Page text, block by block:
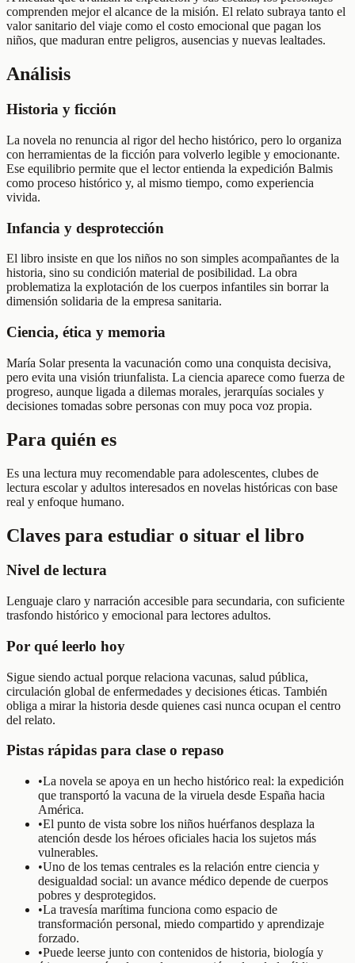
comprenden mejor el alcance de la misión. El relato subraya tanto el
valor sanitario del viaje como el costo emocional que pagan los
niños, que maduran entre peligros, ausencias y nuevas lealtades.
Análisis
Historia y ficción
La novela no renuncia al rigor del hecho histórico, pero lo organiza
con herramientas de la ficción para volverlo legible y emocionante.
Ese equilibrio permite que el lector entienda la expedición Balmis
como proceso histórico y, al mismo tiempo, como experiencia
vivida.
Infancia y desprotección
El libro insiste en que los niños no son simples acompañantes de la
historia, sino su condición material de posibilidad. La obra
problematiza la explotación de los cuerpos infantiles sin borrar la
dimensión solidaria de la empresa sanitaria.
Ciencia, ética y memoria
María Solar presenta la vacunación como una conquista decisiva,
pero evita una visión triunfalista. La ciencia aparece como fuerza de
progreso, aunque ligada a dilemas morales, jerarquías sociales y
decisiones tomadas sobre personas con muy poca voz propia.
Para quién es
Es una lectura muy recomendable para adolescentes, clubes de
lectura escolar y adultos interesados en novelas históricas con base
real y enfoque humano.
Claves para estudiar o situar el libro
Nivel de lectura
Lenguaje claro y narración accesible para secundaria, con suficiente
trasfondo histórico y emocional para lectores adultos.
Por qué leerlo hoy
Sigue siendo actual porque relaciona vacunas, salud pública,
circulación global de enfermedades y decisiones éticas. También
obliga a mirar la historia desde quienes casi nunca ocupan el centro
del relato.
Pistas rápidas para clase o repaso
•La novela se apoya en un hecho histórico real: la expedición
que transportó la vacuna de la viruela desde España hacia
América.
•El punto de vista sobre los niños huérfanos desplaza la
atención desde los héroes oficiales hacia los sujetos más
vulnerables.
•Uno de los temas centrales es la relación entre ciencia y
desigualdad social: un avance médico depende de cuerpos
pobres y desprotegidos.
•La travesía marítima funciona como espacio de
transformación personal, miedo compartido y aprendizaje
forzado.
•Puede leerse junto con contenidos de historia, biología y